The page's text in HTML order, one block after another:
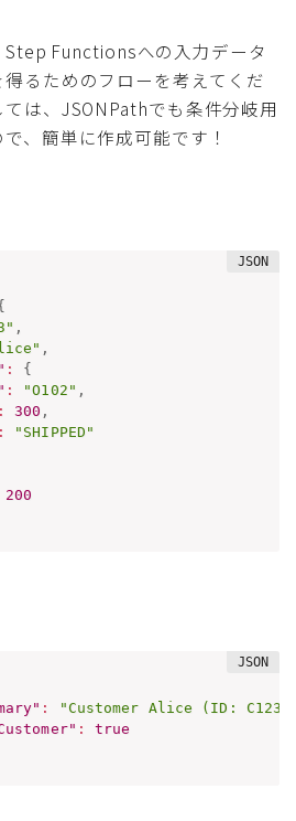
Step Functionsへの入力データ
るためのフローを考えてくだ
は、JSONPathでも条件分岐用
、簡単に作成可能です！
,
,
:
{
: "O102" ,
: 300 ,
:
"SHIPPED"
200
:
"Customer Alice (ID:
:
true